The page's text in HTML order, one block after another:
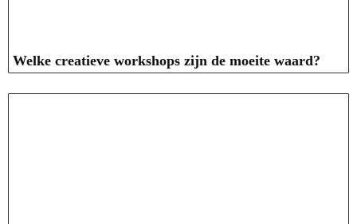
Welke creatieve workshops zijn de moeite waard?